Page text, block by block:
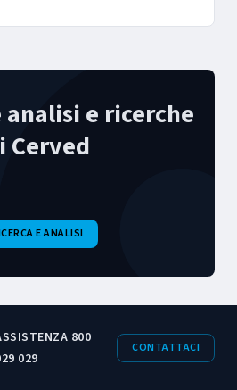
e ricerche
Cerved
E ANALISI
800
029
CONTATTACI